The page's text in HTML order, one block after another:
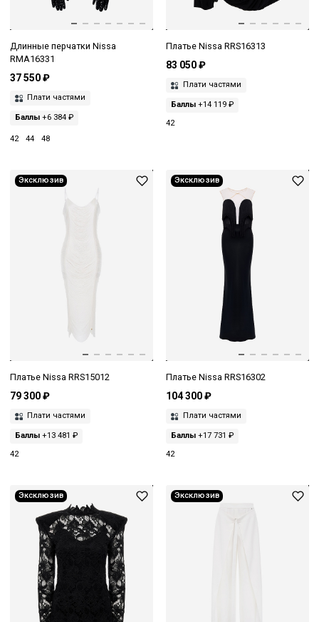
Длинные перчатки Nissa
RMA16331
37 550 ₽
Плати частями
Баллы +6 384 ₽
42 44 48
Платье Nissa RRS16313
83 050 ₽
Плати частями
Баллы+14 119 ₽
42
Эксклюзив
Платье Nissa RRS15012
79 300 ₽
Плати частями
Баллы +13 481 ₽
42
Эксклюзив
Платье Nissa RRS16302
104 300 ₽
Плати частями
Баллы+17 731 ₽
42
Эксклюзив Эксклюзив